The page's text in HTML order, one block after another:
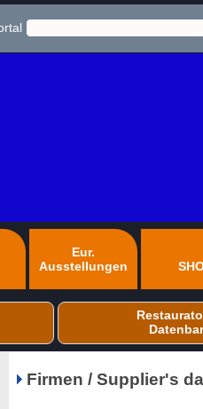
Eur.
Ausstellungen
Firmen / Supplier's